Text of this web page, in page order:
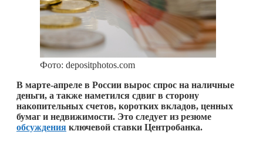
Фото: depositphotos.com
В марте-апреле в России вырос спрос на наличные
деньги, а также наметился сдвиг в сторону
накопительных счетов, коротких вкладов, ценных
бумаг и недвижимости. Это следует из резюме
обсуждения ключевой ставки Центробанка.